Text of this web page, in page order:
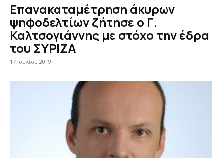
Επανακαταμέτρηση άκυρων
ψηφοδελτίων ζήτησε ο Γ.
Καλτσογιάννης με στόχο την έδρα
του ΣΥΡΙΖΑ
17 Ιουλίου 2019